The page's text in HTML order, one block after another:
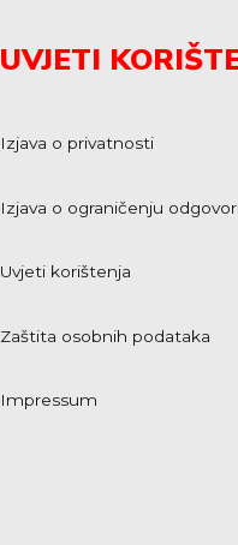
UVJETI
Izjava o privatnosti
Izjava o ograničenju
Uvjeti korištenja
Zaštita osobnih podataka
Impressum